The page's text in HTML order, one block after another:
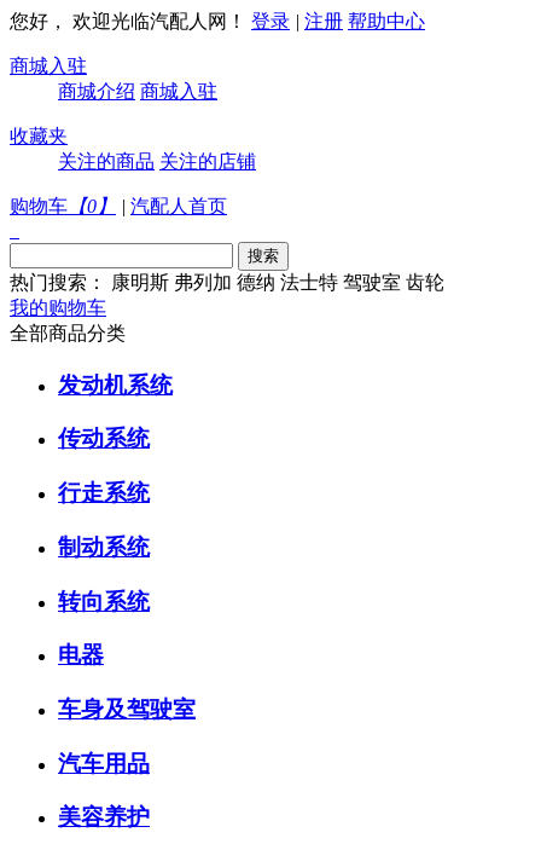
您好， 欢迎光临汽配人网！ 登录 | 注册 帮助中心
商城入驻
商城介绍 商城入驻
收藏夹
关注的商品 关注的店铺
购物车 【0 】 | 汽配人首页
热门搜索： 康明斯 弗列加 德纳 法士特 驾驶室 齿轮
我的购物车
全部商品分类
发动机系统
传动系统
行走系统
制动系统
转向系统
电器
车身及驾驶室
汽车用品
美容养护